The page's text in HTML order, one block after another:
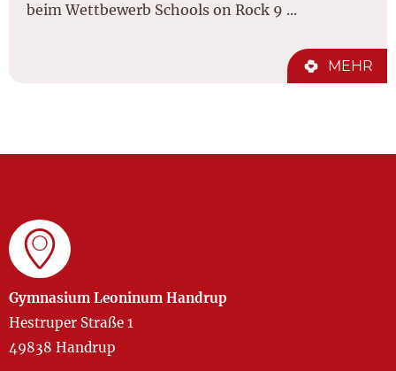
beim Wettbewerb Schools on Rock 9 ...
MEHR
Gymnasium Leoninum Handrup
Hestruper Straße 1
49838 Handrup